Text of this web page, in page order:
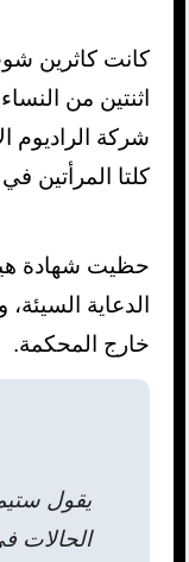
كانت كاثرين
اثنتين من
كلتا المرأتين في
حظيت شهادة
الدعاية
خارج المحكمة.
يقول
الحالات